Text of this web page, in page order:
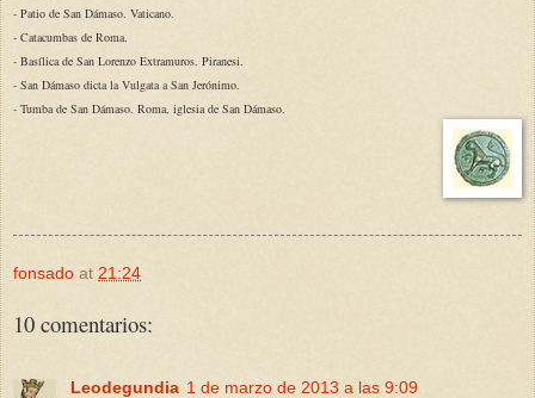
- Patio de San Dámaso. Vaticano.
- Catacumbas de Roma.
- Basílica de San Lorenzo Extramuros. Piranesi.
- San Dámaso dicta la Vulgata a San Jerónimo.
- Tumba de San Dámaso. Roma, iglesia de San Dámaso.
fonsado at 21:24
10 comentarios:
Leodegundia 1 de marzo de 2013 a las 9:09